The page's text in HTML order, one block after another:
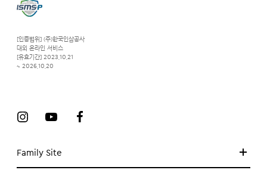
Family Site
[인증범위] (주)한국인삼공사
대외 온라인 서비스
[유효기간] 2023.10.21
~ 2026.10.20